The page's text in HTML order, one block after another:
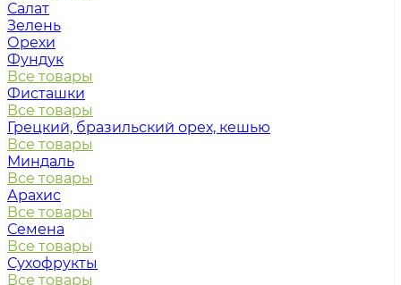
Салат
Зелень
Орехи
Фундук
Все товары
Фисташки
Все товары
Грецкий, бразильский орех, кешью
Все товары
Миндаль
Все товары
Арахис
Все товары
Семена
Все товары
Сухофрукты
Все товары